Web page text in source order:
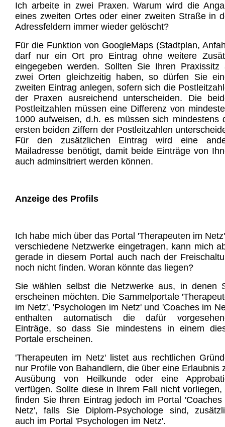
Ich arbeite in zwei Praxen. Warum wird die
eines zweiten Ortes oder einer zweiten Straße in
Adressfeldern immer wieder gelöscht?
Für die Funktion von GoogleMaps (Stadtplan,
darf nur ein Ort pro Eintrag ohne weitere
eingegeben werden. Sollten Sie Ihren Praxissitz
zwei Orten gleichzeitig haben, so dürfen Sie
zweiten Eintrag anlegen, sofern sich die
der Praxen ausreichend unterscheiden. Die
Postleitzahlen müssen eine Differenz von
1000 aufweisen, d.h. es müssen sich mindestens
ersten beiden Ziffern der Postleitzahlen
Für den zusätzlichen Eintrag wird eine
Mailadresse benötigt, damit beide Einträge von
auch adminsitriert werden können.
Anzeige des Profils
Ich habe mich über das Portal 'Therapeuten im
verschiedene Netzwerke eingetragen, kann mich
gerade in diesem Portal auch nach der
noch nicht finden. Woran könnte das liegen?
Sie wählen selbst die Netzwerke aus, in denen
erscheinen möchten. Die Sammelportale
im Netz', 'Psychologen im Netz' und 'Coaches im
enthalten automatisch die dafür
Einträge, so dass Sie mindestens in einem
Portale erscheinen.
'Therapeuten im Netz' listet aus rechtlichen
nur Profile von Bahandlern, die über eine Erlaubnis
Ausübung von Heilkunde oder eine
verfügen. Sollte diese in Ihrem Fall nicht vorliegen,
finden Sie Ihren Eintrag jedoch im Portal 'Coaches
Netz', falls Sie Diplom-Psychologe sind,
auch im Portal 'Psychologen im Netz'.